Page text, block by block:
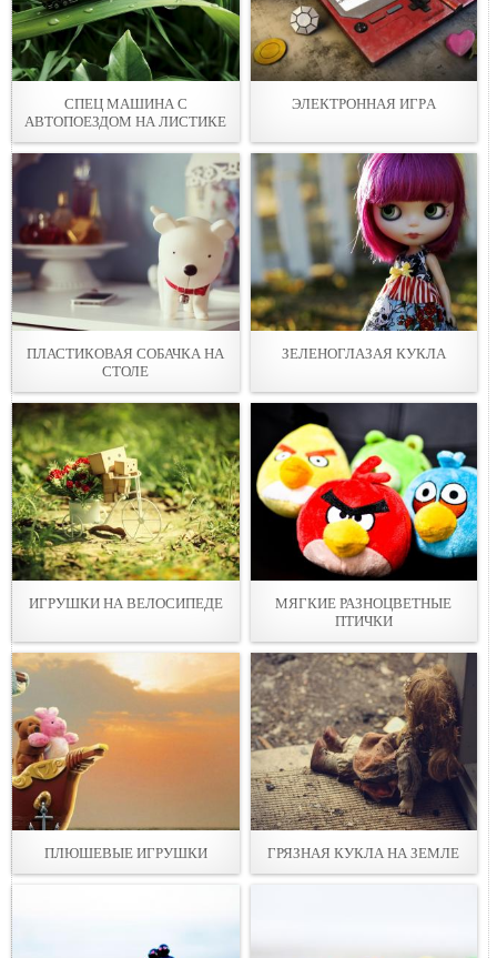
СПЕЦ МАШИНА С
АВТОПОЕЗДOМ НА ЛИСТИКЕ
ЭЛЕКТРОННАЯ ИГРA
ПЛАСТИКОВАЯ СОБАЧКА НА
СТОЛЕ
ЗЕЛЕНОГЛАЗАЯ КУКЛA
ИГРУШКИ НА ВЕЛОСИПЕДЕ
МЯГКИЕ РАЗНОЦВЕТНЫЕ
ПТИЧКИ
ПЛЮШЕВЫЕ ИГРУШКИ ГРЯЗНАЯ КУКЛА НА ЗЕМЛЕ